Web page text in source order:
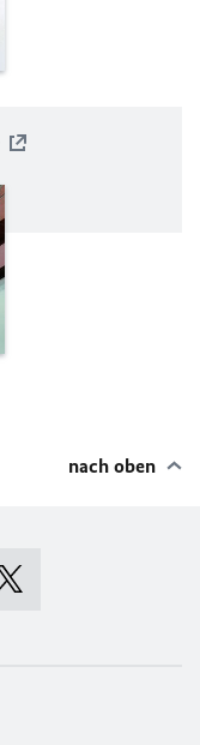
nach oben